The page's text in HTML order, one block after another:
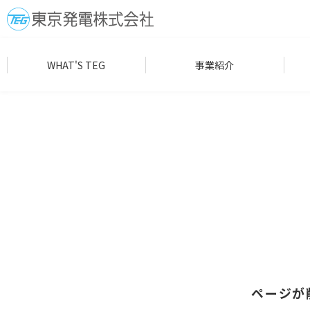
WHAT'S TEG 事業紹介
ページ